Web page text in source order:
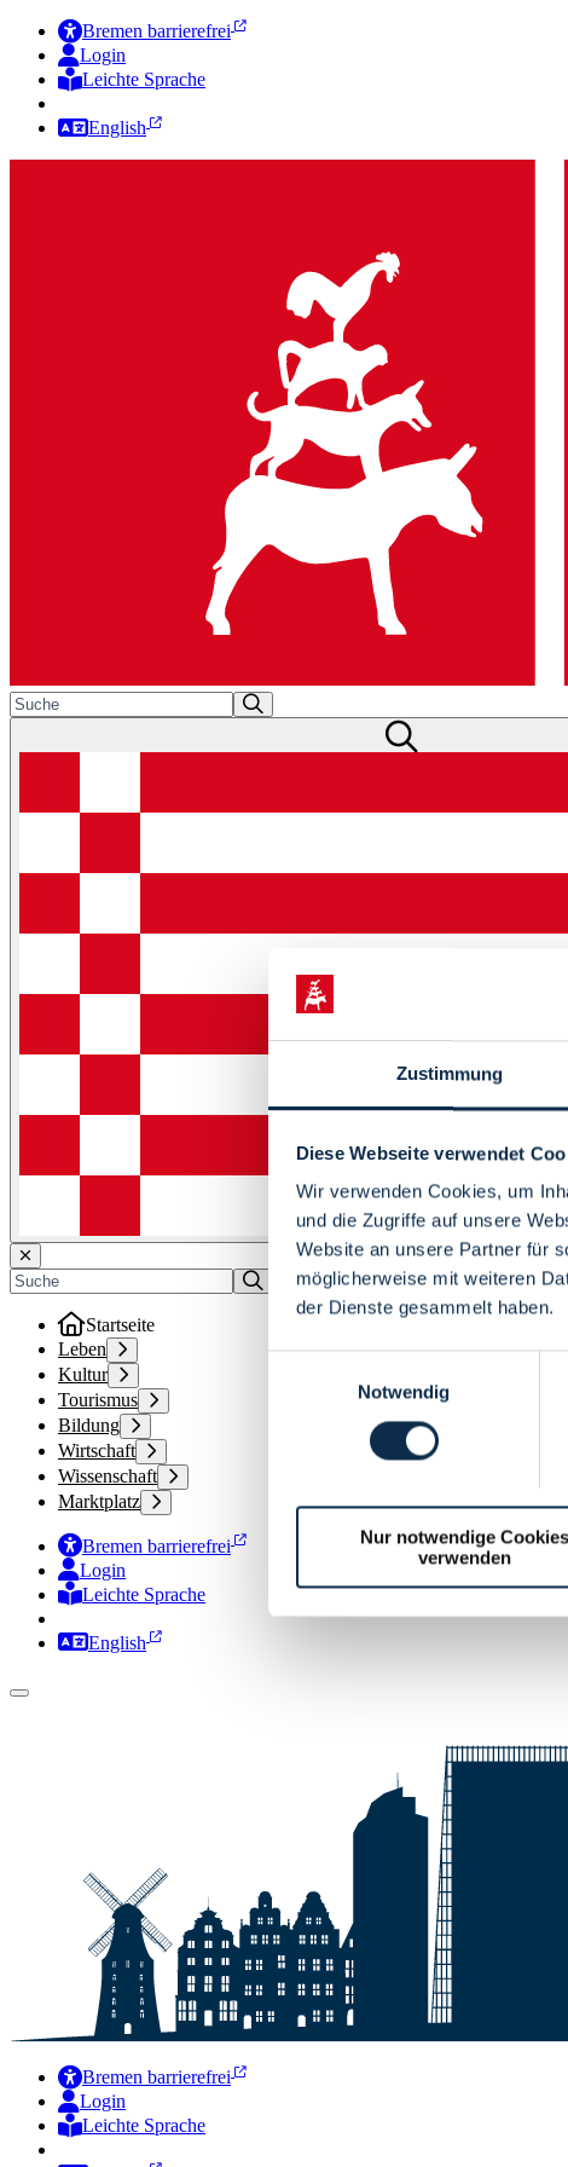
Zustimmung
Diese Webseite verwendet
Wir verwenden Cookies, um
und die Zugriffe auf unsere
Website an unsere Partner für
möglicherweise mit weiteren
der Dienste gesammelt haben.
Notwendig
Nur notwendige Cookies
verwenden
Bremen barrierefrei
Login
Leichte Sprache
English
Startseite
Leben
Kultur
Tourismus
Bildung
Wirtschaft
Wissenschaft
Marktplatz
Bremen barrierefrei
Login
Leichte Sprache
Zur Deutschen Gebärdensprache
English
Bremen barrierefrei
Login
Leichte Sprache